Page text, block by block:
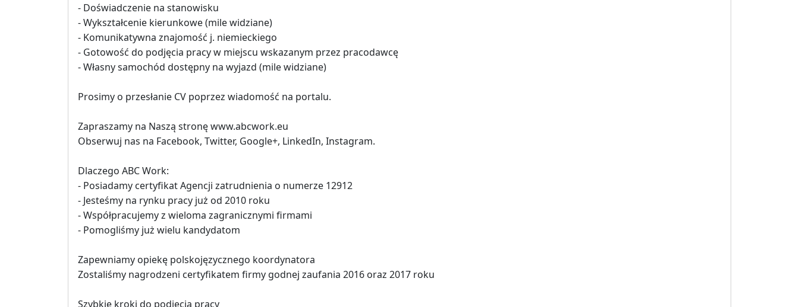
- Doświadczenie na stanowisku
- Wykształcenie kierunkowe (mile widziane)
- Komunikatywna znajomość j. niemieckiego
- Gotowość do podjęcia pracy w miejscu wskazanym przez pracodawcę
- Własny samochód dostępny na wyjazd (mile widziane)
Prosimy o przesłanie CV poprzez wiadomość na portalu.
Zapraszamy na Naszą stronę www.abcwork.eu
Obserwuj nas na Facebook, Twitter, Google+, LinkedIn, Instagram.
Dlaczego ABC Work:
- Posiadamy certyfikat Agencji zatrudnienia o numerze 12912
- Jesteśmy na rynku pracy już od 2010 roku
- Współpracujemy z wieloma zagranicznymi firmami
- Pomogliśmy już wielu kandydatom
Zapewniamy opiekę polskojęzycznego koordynatora
Zostaliśmy nagrodzeni certyfikatem firmy godnej zaufania 2016 oraz 2017 roku
Szybkie kroki do podjęcia pracy